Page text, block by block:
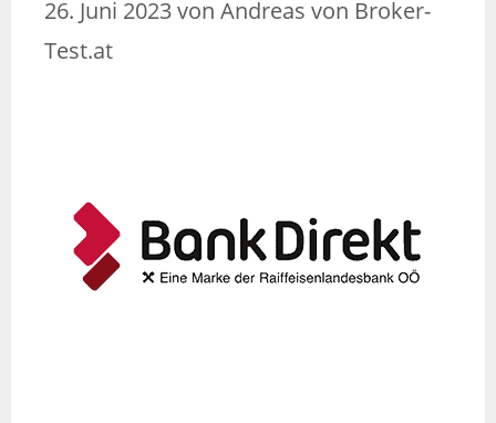
26. Juni 2023von Andreas von Broker-
Test.at